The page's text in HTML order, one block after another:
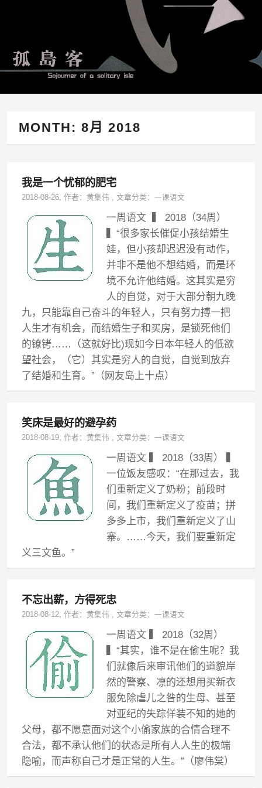
MONTH:8月 2018
我是一个忧郁的肥宅
2018-08-26, 作者：黄集伟 ,文章分类：一课语文
一周语文 ▍ 2018（34周）
▍“很多家长催促小孩结婚生
娃，但小孩却迟迟没有动作，
并非不是他不想结婚，而是环
境不允许他结婚。这其实是穷
人的自觉，对于大部分朝九晚
九，只能靠自己奋斗的年轻人，只有努力搏一把
人生才有机会，而结婚生子和买房，是锁死他们
的镣铐……（这就好比)现如今日本年轻人的低欲
望社会，（它）其实是穷人的自觉，自觉到放弃
了结婚和生育。”（网友岛上十点）
笑床是最好的避孕药
2018-08-19, 作者：黄集伟 ,文章分类：一课语文
一周语文 ▍ 2018（33周） ▍
一位饭友感叹：“在那过去，我
们重新定义了奶粉；前段时
间，我们重新定义了疫苗；拼
多多上市，我们重新定义了山
寨。……今天，我们要重新定
义三文鱼。”
不忘出薪，方得死忠
2018-08-12, 作者：黄集伟 ,文章分类：一课语文
一周语文 ▍ 2018（32周）
▍“其实，谁不是在偷生呢？我
们就像后来审讯他们的道貌岸
然的警察、凛的还想用买新衣
服免除虐儿之咎的生母、甚至
对亚纪的失踪佯装不知的她的
父母，都不愿意面对这个小偷家族的合情合理不
合法，都不承认他们的状态是所有人人生的极端
隐喻，而声称自己才是正常的人生。”（廖伟棠）